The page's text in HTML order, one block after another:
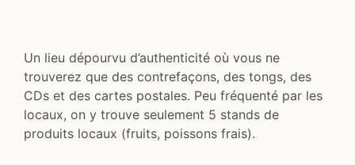
Un lieu dépourvu d’authenticité où vous ne
trouverez que des contrefaçons, des tongs, des
CDs et des cartes postales. Peu fréquenté par les
locaux, on y trouve seulement 5 stands de
produits locaux (fruits, poissons frais).